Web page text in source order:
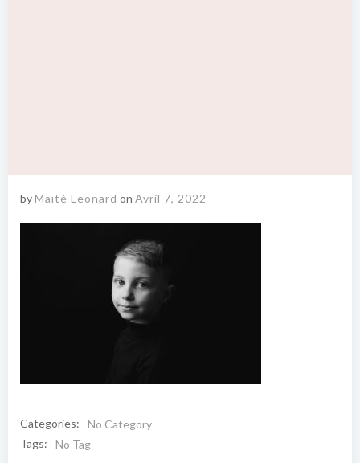
byMaïté Leonard on Avril 7, 2022
Categories:
No Category
Tags:
No Tag